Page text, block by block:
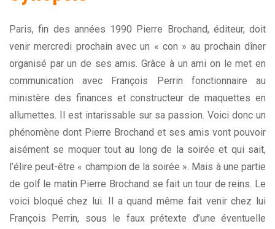
Paris, fin des années 1990 Pierre Brochand, éditeur, doit
venir mercredi prochain avec un « con » au prochain dîner
organisé par un de ses amis. Grâce à un ami on le met en
communication avec François Perrin fonctionnaire au
ministère des finances et constructeur de maquettes en
allumettes. Il est intarissable sur sa passion. Voici donc un
phénomène dont Pierre Brochand et ses amis vont pouvoir
aisément se moquer tout au long de la soirée et qui sait,
l’élire peut-être « champion de la soirée ». Mais à une partie
de golf le matin Pierre Brochand se fait un tour de reins. Le
voici bloqué chez lui. Il a quand même fait venir chez lui
François Perrin, sous le faux prétexte d’une éventuelle